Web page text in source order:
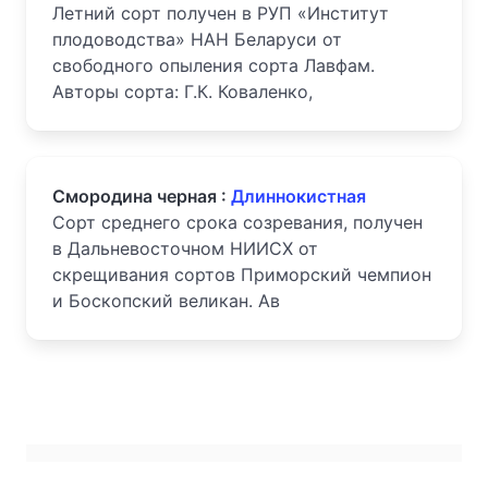
Летний сорт получен в РУП «Институт
плодоводства» НАН Беларуси от
свободного опыления сорта Лавфам.
Авторы сорта: Г.К. Коваленко,
Смородина черная : Длиннокистная
Сорт среднего срока созревания, получен
в Дальневосточном НИИСХ от
скрещивания сортов Приморский чемпион
и Боскопский великан. Ав